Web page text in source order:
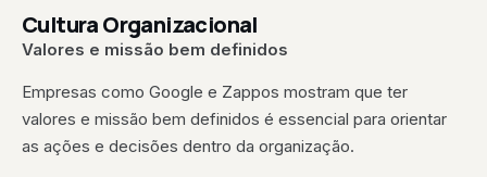
Cultura Organizacional
Valores e missão bem definidos
Empresas como Google e Zappos mostram que ter
valores e missão bem definidos é essencial para orientar
as ações e decisões dentro da organização.